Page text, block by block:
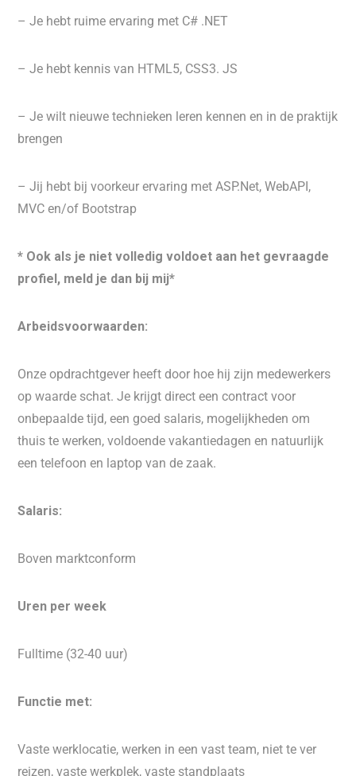
– Je hebt ruime ervaring met C# .NET
– Je hebt kennis van HTML5, CSS3. JS
– Je wilt nieuwe technieken leren kennen en in de praktijk
brengen
– Jij hebt bij voorkeur ervaring met ASP.Net, WebAPI,
MVC en/of Bootstrap
* Ook als je niet volledig voldoet aan het gevraagde
profiel, meld je dan bij mij*
Arbeidsvoorwaarden:
Onze opdrachtgever heeft door hoe hij zijn medewerkers
op waarde schat. Je krijgt direct een contract voor
onbepaalde tijd, een goed salaris, mogelijkheden om
thuis te werken, voldoende vakantiedagen en natuurlijk
een telefoon en laptop van de zaak.
Salaris:
Boven marktconform
Uren per week
Fulltime (32-40 uur)
Functie met:
Vaste werklocatie, werken in een vast team, niet te ver
reizen, vaste werkplek, vaste standplaats